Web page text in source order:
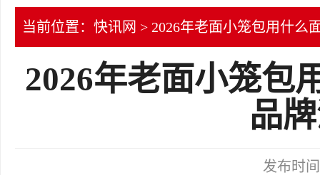
当前位置： 快讯网 > 2026年老面小笼包用什么
2026年老面小笼包
品
发布时